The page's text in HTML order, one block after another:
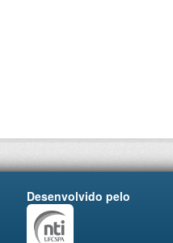
Desenvolvido pelo